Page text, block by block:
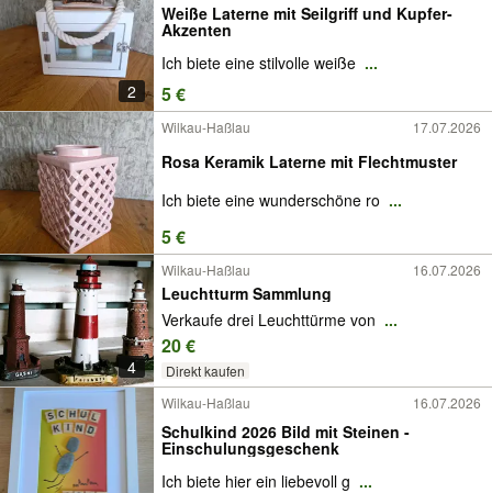
2
Weiße Laterne mit Seilgriff und Kupfer-
Akzenten
Ich biete eine stilvolle weiße ...
5 €
Wilkau-Haßlau 17.07.2026
Rosa Keramik Laterne mit Flechtmuster
Ich biete eine wunderschöne ro ...
5 €
4
Wilkau-Haßlau 16.07.2026
Leuchtturm Sammlung
Verkaufe drei Leuchttürme von ...
20 €
Direkt kaufen
Wilkau-Haßlau
16.07.2026
Schulkind 2026 Bild mit Steinen -
Einschulungsgeschenk
Ich biete hier ein liebevoll g ...